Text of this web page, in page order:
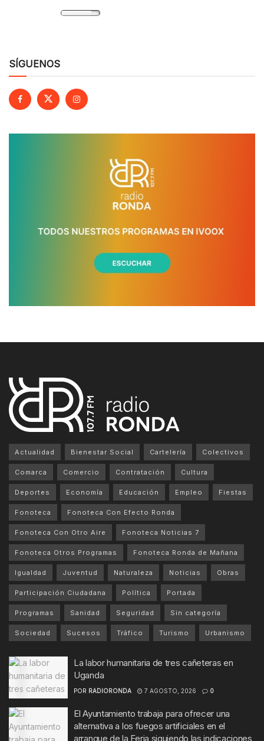
SÍGUENOS
Actualidad Bienestar Social Cartelería Colectivos
Comarca Comercio Contratación Cultura
Deportes Economía Educación Empleo Fiestas
Fonoteca Fonoteca Con Efecto Ronda
Fonoteca Con Otro Aire Fonoteca Noticias 7
Fonoteca Otros Programas Fonoteca Ronda de Mañana
Igualdad Juventud Naturaleza Noticias Obras
Participación Ciudadana Política Portada
Programas Sanidad Seguridad Sin categoría
Sociedad Sucesos Tráfico Turismo Urbanismo
La labor humanitaria de tres cañeteras en
Uganda
POR RADIORONDA 7 AGOSTO, 2026 0
El Ayuntamiento trabaja para ofrecer una
alternativa a los fuegos artificiales en el
arranque de la Feria siguiendo las indicaciones